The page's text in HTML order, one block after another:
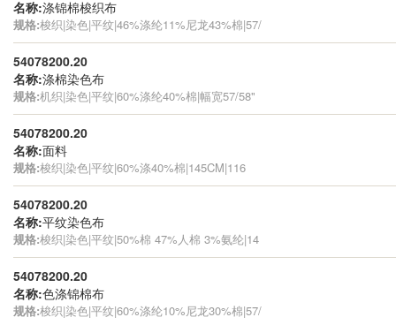
名称:涤锦棉梭织布
规格:梭织|染色|平纹|46%涤纶11%尼龙43%棉|57/
54078200.20
名称:涤棉染色布
规格:机织|染色|平纹|60%涤纶40%棉|幅宽57/58"
54078200.20
名称:面料
规格:梭织|染色|平纹|60%涤40%棉|145CM|116
54078200.20
名称:平纹染色布
规格:梭织|染色|平纹|50%棉 47%人棉 3%氨纶|14
54078200.20
名称:色涤锦棉布
规格:梭织|染色|平纹|60%涤纶10%尼龙30%棉|57/